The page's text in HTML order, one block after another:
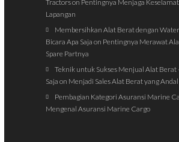
Tractorson Pentingnya Menjaga
Lapangan
Membersihkan Alat Berat dengan
Bicara Apa Saja on Pentingnya Merawat
Spare Partnya
Teknik untuk Sukses Menjual Alat Berat
Saja on Menjadi Sales Alat Berat yang Andal
Pembagian Kategori Asuransi Marine
Mengenal Asuransi Marine Cargo